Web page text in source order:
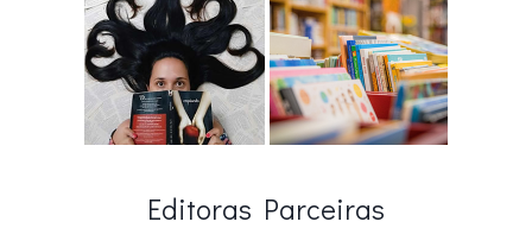
Editoras Parceiras